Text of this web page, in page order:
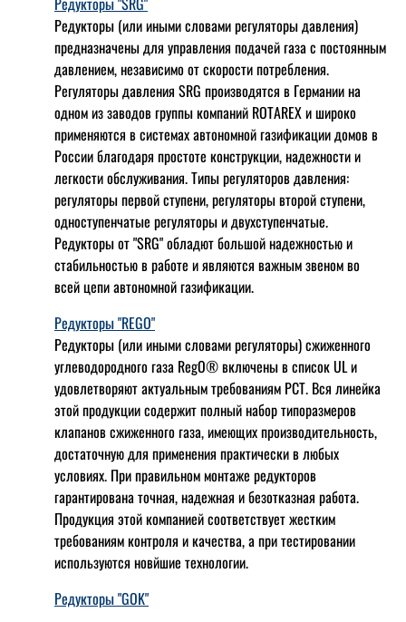
Редукторы (или иными словами регуляторы давления)
предназначены для управления подачей газа с постоянным
давлением, независимо от скорости потребления.
Регуляторы давления SRG производятся в Германии на
одном из заводов группы компаний ROTAREX и широко
применяются в системах автономной газификации домов в
России благодаря простоте конструкции, надежности и
легкости обслуживания. Типы регуляторов давления:
регуляторы первой ступени, регуляторы второй ступени,
одноступенчатые регуляторы и двухступенчатые.
Редукторы от "SRG" обладют большой надежностью и
стабильностью в работе и являются важным звеном во
всей цепи автономной газификации.
Редукторы "REGO"
Редукторы (или иными словами регуляторы) сжиженного
углеводородного газа RegO® включены в список UL и
удовлетворяют актуальным требованиям РСТ. Вся линейка
этой продукции содержит полный набор типоразмеров
клапанов сжиженного газа, имеющих производительность,
достаточную для применения практически в любых
условиях. При правильном монтаже редукторов
гарантирована точная, надежная и безотказная работа.
Продукция этой компанией соответствует жестким
требованиям контроля и качества, а при тестировании
используются новйшие технологии.
Редукторы "GOK"